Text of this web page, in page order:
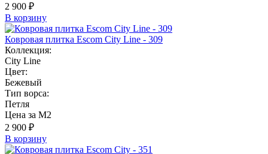
2 900 ₽
В корзину
Ковровая плитка Escom City Line - 309
Коллекция:
City Line
Цвет:
Бежевый
Тип ворса:
Петля
Цена за М2
2 900 ₽
В корзину